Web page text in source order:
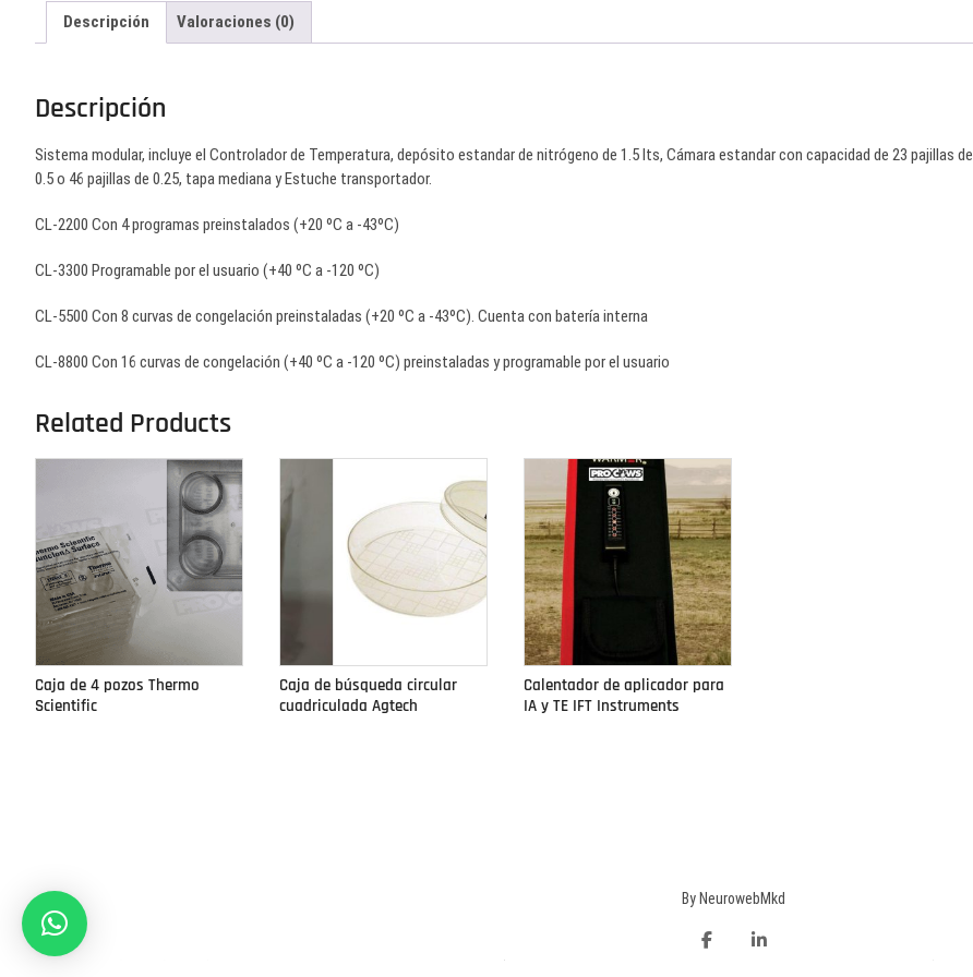
Descripción Valoraciones (0)
Descripción
Sistema modular, incluye el Controlador de Temperatura, depósito estandar de nitrógeno de 1.5 lts, Cámara estandar con capacidad de 23 pajillas de
0.5 o 46 pajillas de 0.25, tapa mediana y Estuche transportador.
CL-2200 Con 4 programas preinstalados (+20 ºC a -43ºC)
CL-3300 Programable por el usuario (+40 ºC a -120 ºC)
CL-5500 Con 8 curvas de congelación preinstaladas (+20 ºC a -43ºC). Cuenta con batería interna
CL-8800 Con 16 curvas de congelación (+40 ºC a -120 ºC) preinstaladas y programable por el usuario
Related Products
Caja de 4 pozos Thermo
Scientific
Caja de búsqueda circular
cuadriculada Agtech
Calentador de aplicador para
IA y TE IFT Instruments
facebookLinkedin